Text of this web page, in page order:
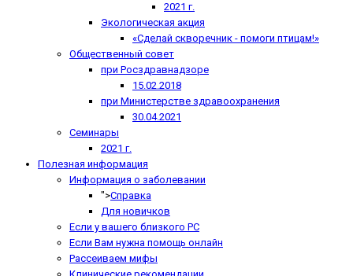
2021 г.
Экологическая акция
«Сделай скворечник - помоги птицам!»
Общественный совет
при Росздравнадзоре
15.02.2018
при Министерстве здравоохранения
30.04.2021
Семинары
2021 г.
Полезная информация
Информация о заболевании
">Справка
Для новичков
Если у вашего близкого РС
Если Вам нужна помощь онлайн
Рассеиваем мифы